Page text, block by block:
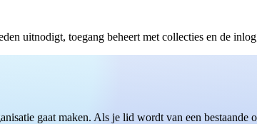
uitnodigt, toegang beheert met collecties en de
gaat maken. Als je lid wordt van een bestaande